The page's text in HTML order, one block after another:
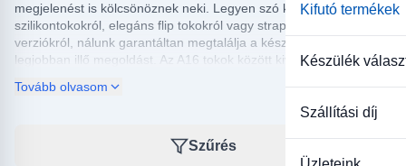
Kifutó termékek
Készülék
Szállítási díj
megjelenést is kölcsönöznek neki. Legyen szó klasszikus
szilikontokokról, elegáns flip tokokról vagy strapabíró ütésálló
verziókról, nálunk garantáltan megtalálja a készülékéhez
legjobban illő megoldást. Az A16 tokok között kiváló minőségű
védelmet nyújtanak.
válogattuk össze a Samsung Galaxy A16 tok választékát, így
mindenki megtalálhatja a saját stílusának és igényeinek
Tovább olvasom
Szűrés